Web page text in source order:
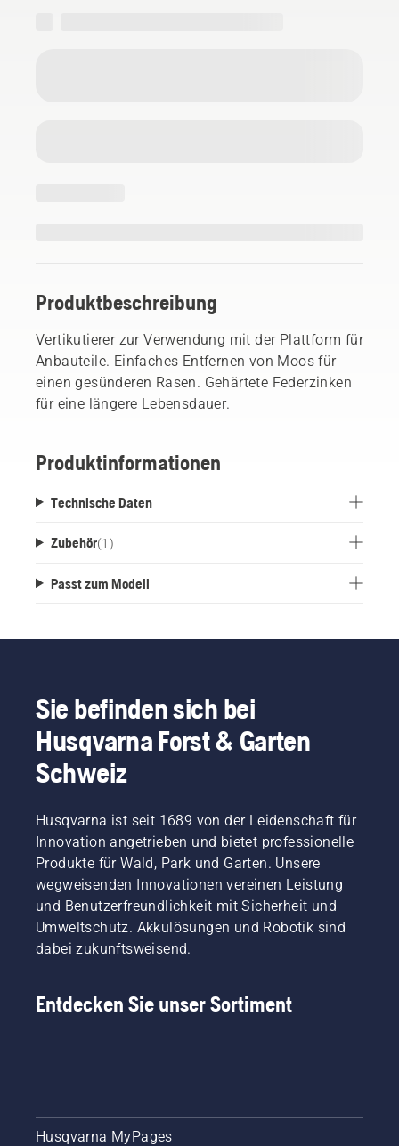
Produktbeschreibung
Vertikutierer zur Verwendung mit der Plattform für
Anbauteile. Einfaches Entfernen von Moos für
einen gesünderen Rasen. Gehärtete Federzinken
für eine längere Lebensdauer.
Produktinformationen
Technische Daten
Zubehör(1 )
Passt zum Modell
Sie befinden sich bei
Husqvarna Forst & Garten
Schweiz
Husqvarna ist seit 1689 von der Leidenschaft für
Innovation angetrieben und bietet professionelle
Produkte für Wald, Park und Garten. Unsere
wegweisenden Innovationen vereinen Leistung
und Benutzerfreundlichkeit mit Sicherheit und
Umweltschutz. Akkulösungen und Robotik sind
dabei zukunftsweisend.
Entdecken Sie unser Sortiment
Husqvarna MyPages